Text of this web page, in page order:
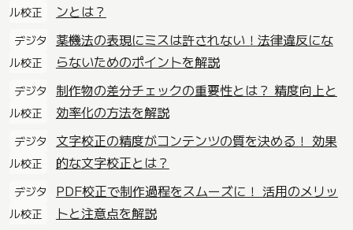
ル校正
ンとは？
デジタ
ル校正
薬機法の表現にミスは許されない！法律違反にな
らないためのポイントを解説
デジタ
ル校正
制作物の差分チェックの重要性とは？ 精度向上と
効率化の方法を解説
デジタ
ル校正
文字校正の精度がコンテンツの質を決める！ 効果
的な文字校正とは？
デジタ
ル校正
PDF校正で制作過程をスムーズに！ 活用のメリッ
トと注意点を解説